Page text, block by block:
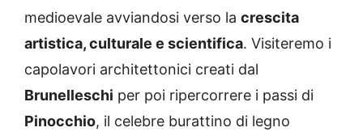
medioevale avviandosi verso la crescita
artistica, culturale e scientifica. Visiteremo i
capolavori architettonici creati dal
Brunelleschi per poi ripercorrere i passi di
Pinocchio, il celebre burattino di legno